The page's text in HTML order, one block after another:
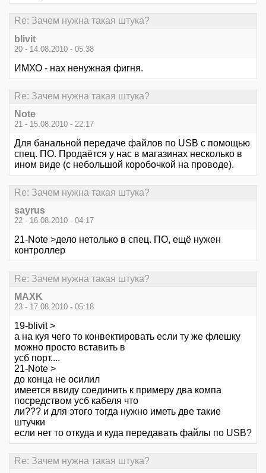
Re: Зачем нужна такая штука?
blivit
20 - 14.08.2010 - 05:38
ИМХО - нах ненужная фигня.
Re: Зачем нужна такая штука?
Note
21 - 15.08.2010 - 22:17
Для банальной передаче файлов по USB с помощью
спец. ПО. Продаётся у нас в магазинах несколько в
ином виде (с небольшой коробочкой на проводе).
Re: Зачем нужна такая штука?
sayrus
22 - 16.08.2010 - 04:17
21-Note >дело нетолько в спец. ПО, ещё нужен
контроллер
Re: Зачем нужна такая штука?
MAXK
23 - 17.08.2010 - 05:18
19-blivit >
а на куя чего то конвектировать если ту же флешку
можно просто вставить в
усб порт....
21-Note >
до конца не осилил
имеется ввиду соединить к примеру два компа
посредством усб кабеля что
ли??? и для этого тогда нужно иметь две такие
штучки
если нет то откуда и куда передавать файлы по USB?
Re: Зачем нужна такая штука?